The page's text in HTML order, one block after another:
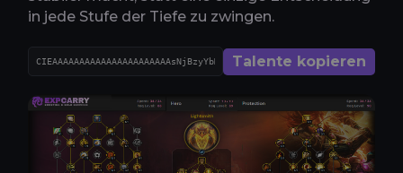
in jede Stufe der Tiefe zu zwingen.
Talente kopieren